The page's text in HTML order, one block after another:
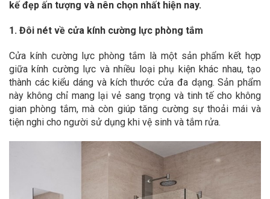
kế đẹp ấn tượng và nên chọn nhất hiện nay.
1. Đôi nét về cửa kính cường lực phòng tắm
Cửa kính cường lực phòng tắm là một sản phẩm kết hợp
giữa kính cường lực và nhiều loại phụ kiện khác nhau, tạo
thành các kiểu dáng và kích thước cửa đa dạng. Sản phẩm
này không chỉ mang lại vẻ sang trọng và tinh tế cho không
gian phòng tắm, mà còn giúp tăng cường sự thoải mái và
tiện nghi cho người sử dụng khi vệ sinh và tắm rửa.